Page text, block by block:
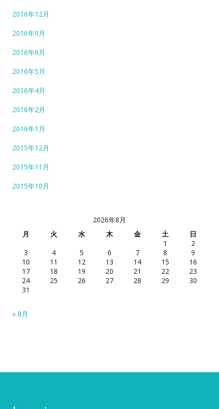
2016年12月
2016年9月
2016年6月
2016年5月
2016年4月
2016年2月
2016年1月
2015年12月
2015年11月
2015年10月
2026年8月
月
火 水 木 金 土
日
1
2
3
4 5 6 7 8
9
10
11 12 13 14 15
16
17
18 19 20 21 22
23
24
25 26 27 28 29
30
31
« 8月